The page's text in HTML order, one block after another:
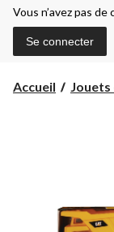
Vous n’avez pas de
Se connecter
Accueil